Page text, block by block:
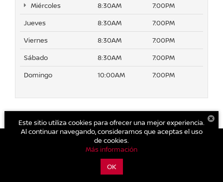
Miércoles
8:30AM
7:00PM
Jueves
8:30AM
7:00PM
Viernes
8:30AM
7:00PM
Sábado
8:30AM
7:00PM
Domingo
10:00AM 7:00PM
55148| Cotización Nuevos y Seminuevos:
Aviso de Privacidad
Este sitio utiliza cookies para ofrecer una mejor experiencia.
Al continuar navegando, consideramos que aceptas el uso
de cookies.
Más información
OK